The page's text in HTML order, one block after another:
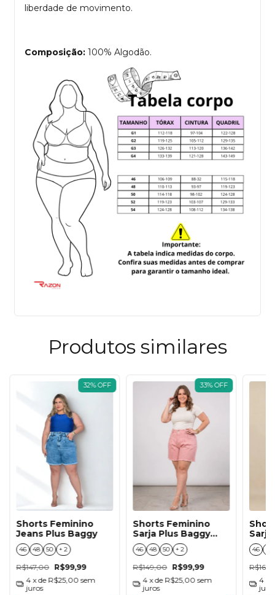
liberdade de movimento.
Composição: 100% Algodão.
Produtos similares
32%OFF
Shorts Feminino
Jeans Plus Baggy
46 48 50 + 2
R$147,00
R$99,99
4 x de R$25,00 sem
juros
33%OFF
Shorts Feminino
Sarja Plus Baggy
Salmão
46 48 50 + 2
R$149,00 R$99,99
4 x de R$25,00 sem
juros
46
4